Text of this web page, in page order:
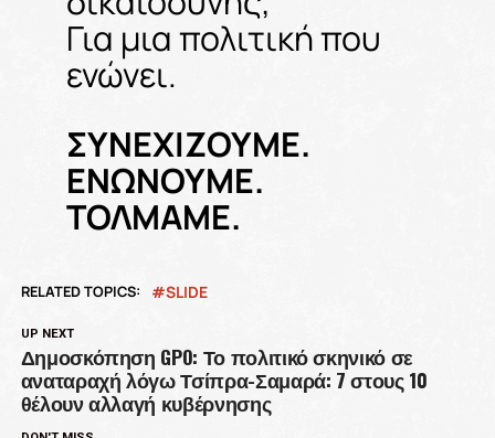
Για μια πολιτική που
ενώνει.
ΣΥΝΕΧΙΖΟΥΜΕ.
ΕΝΩΝΟΥΜΕ.
ΤΟΛΜΑΜΕ.
RELATED TOPICS: SLIDE
UP NEXT
Δημοσκόπηση GPO: Το πολιτικό σκηνικό σε
αναταραχή λόγω Τσίπρα-Σαμαρά: 7 στους 10
θέλουν αλλαγή κυβέρνησης